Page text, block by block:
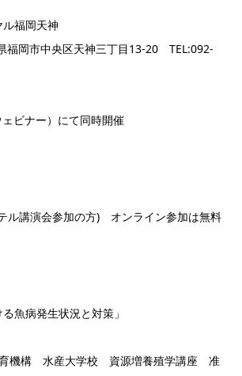
福岡天神
岡市中央区天神三丁目13-20 TEL:092-
ビナー）にて同時開催
ル講演会参加の方) オンライン参加は無料
魚病発生状況と対策」
育機構 水産大学校 資源増養殖学講座 准